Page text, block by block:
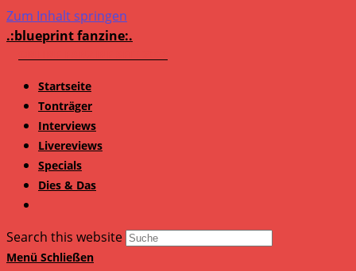
Zum Inhalt springen
.:blueprint fanzine:.
Startseite
Tonträger
Interviews
Livereviews
Specials
Dies & Das
Search this website
Menü Schließen